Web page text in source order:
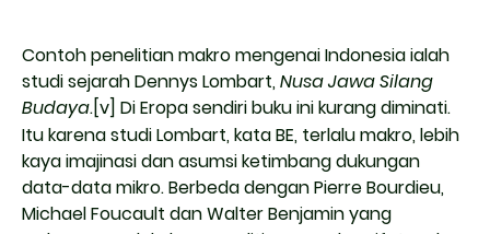
Contoh penelitian makro mengenai Indonesia ialah
studi sejarah Dennys Lombart,Nusa Jawa Silang
Budaya.[v] Di Eropa sendiri buku ini kurang diminati.
Itu karena studi Lombart, kata BE, terlalu makro, lebih
kaya imajinasi dan asumsi ketimbang dukungan
data-data mikro. Berbeda dengan Pierre Bourdieu,
Michael Foucault dan Walter Benjamin yang